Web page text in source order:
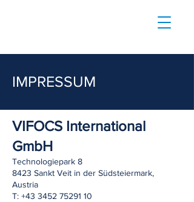
IMPRESSUM
VIFOCS International
GmbH
Technologiepark 8
8423 Sankt Veit in der Südsteiermark,
Austria
T: +43 3452 75291 10